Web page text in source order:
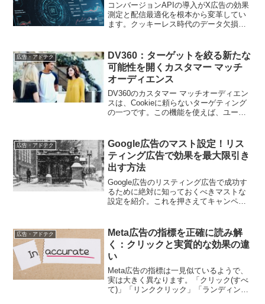
コンバージョンAPIの導入がX広告の効果
測定と配信最適化を根本から変革してい
ます。クッキーレス時代のデータ欠損対
系化。最新ツール選定のポイントから効
果持続の秘訣までを解説します
広告・アドテク
DV360：ターゲットを絞る新たな
可能性を開くカスタマー マッチ
オーディエンス
DV360のカスタマー マッチオーディエン
スは、Cookieに頼らないターゲティング
の一つです。この機能を使えば、ユーザ
す。記事では、その仕組みやメリットに
ついて詳しく解説します。
広告・アドテク
Google広告のマスト設定！リス
ティング広告で効果を最大限引き
出す方法
Google広告のリスティング広告で成功す
るために絶対に知っておくべきマストな
設定を紹介。これを押さえてキャンペー
広告・アドテク
Meta広告の指標を正確に読み解
く：クリックと実質的な効果の違
い
Meta広告の指標は一見似ているようで、
実は大きく異なります。「クリック(すべ
て)」「リンククリック」「ランディング